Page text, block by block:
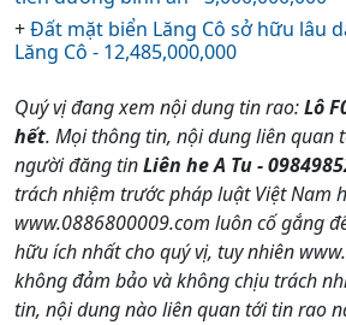
+Đất mặt biển Lăng Cô sở hữu lâu
Lăng Cô - 12,485,000,000
Quý vị đang xem nội dung tin rao:Lô
hết. Mọi thông tin, nội dung liên quan
người đăng tinLiên he A Tu -
trách nhiệm trước pháp luật Việt Nam
www.0886800009.com luôn cố gắng
hữu ích nhất cho quý vị, tuy nhiên
không đảm bảo và không chịu trách
tin, nội dung nào liên quan tới tin rao